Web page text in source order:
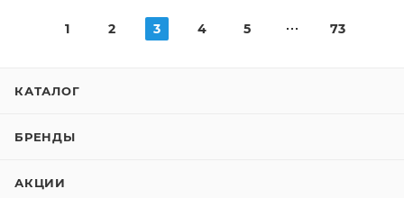
1 2 3 4 5 73
КАТАЛОГ
БРЕНДЫ
АКЦИИ